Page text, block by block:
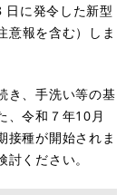
に発令した新型
意報を含む）しま
き、手洗い等の基
、令和７年10月
接種が開始されま
ください。